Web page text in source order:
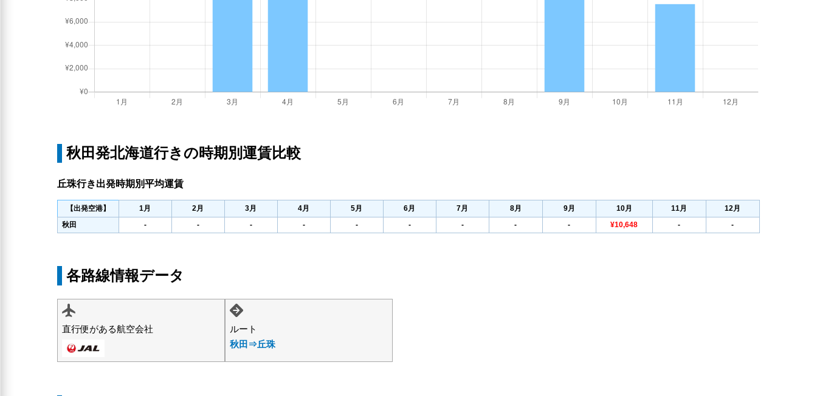
秋田発北海道行きの時期別運賃比較
丘珠行き出発時期別平均運賃
【出発空港】 1 月 2 月 3月 4月 5月 6月 7月 8月 9月 10月 11 月 12 月
秋田
- - - - - - - - - ¥10,648 - -
各路線情報データ
直行便がある航空会社
ルート
秋田⇒丘珠